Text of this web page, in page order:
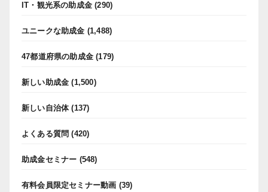
IT・観光系の助成金 (290)
ユニークな助成金 (1,488)
47都道府県の助成金 (179)
新しい助成金 (1,500)
新しい自治体(137)
よくある質問 (420)
助成金セミナー (548)
有料会員限定セミナー動画 (39)